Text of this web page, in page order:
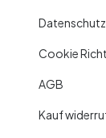
Cookie
AGB
Kauf